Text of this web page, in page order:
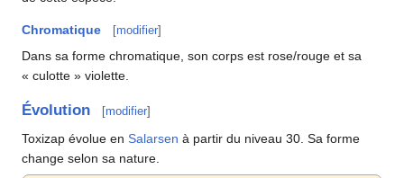
Chromatique [modifier]
Dans sa forme chromatique, son corps est rose/rouge et sa
« culotte » violette.
Évolution [modifier]
Toxizap évolue en Salarsen à partir du niveau 30. Sa forme
change selon sa nature.